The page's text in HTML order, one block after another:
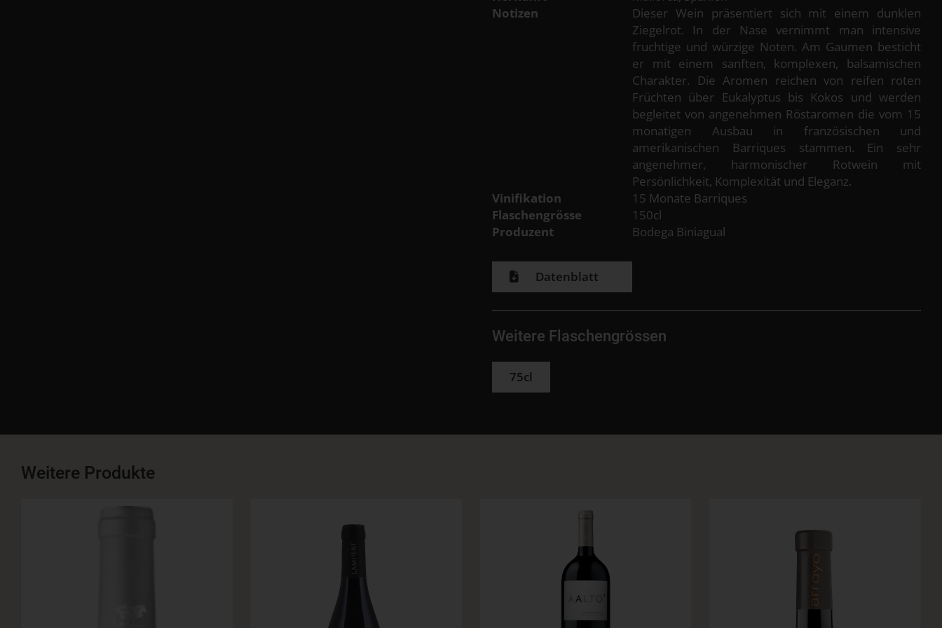
Notizen
Dieser Wein präsentiert sich mit einem dunklen
Ziegelrot. In der Nase vernimmt man intensive
fruchtige und würzige Noten. Am Gaumen besticht
er mit einem sanften, komplexen, balsamischen
Charakter. Die Aromen reichen von reifen roten
Früchten über Eukalyptus bis Kokos und werden
begleitet von angenehmen Röstaromen die vom 15
monatigen Ausbau in französischen und
amerikanischen Barriques stammen. Ein sehr
angenehmer, harmonischer Rotwein mit
Persönlichkeit, Komplexität und Eleganz.
Vinifikation
15 Monate Barriques
Flaschengrösse
150cl
Produzent
Bodega Biniagual
Datenblatt
Weitere Flaschengrössen
75cl
Weitere Produkte